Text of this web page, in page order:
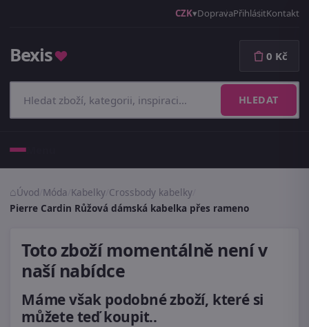
CZK DopravaPřihlásitKontakt
Bexis♥
HLEDAT
0 Kč
Úvod Móda Kabelky Crossbody kabelky
Pierre Cardin Růžová dámská kabelka přes rameno
Toto zboží momentálně není v
naší nabídce
Máme však podobné zboží, které si
můžete teď koupit..